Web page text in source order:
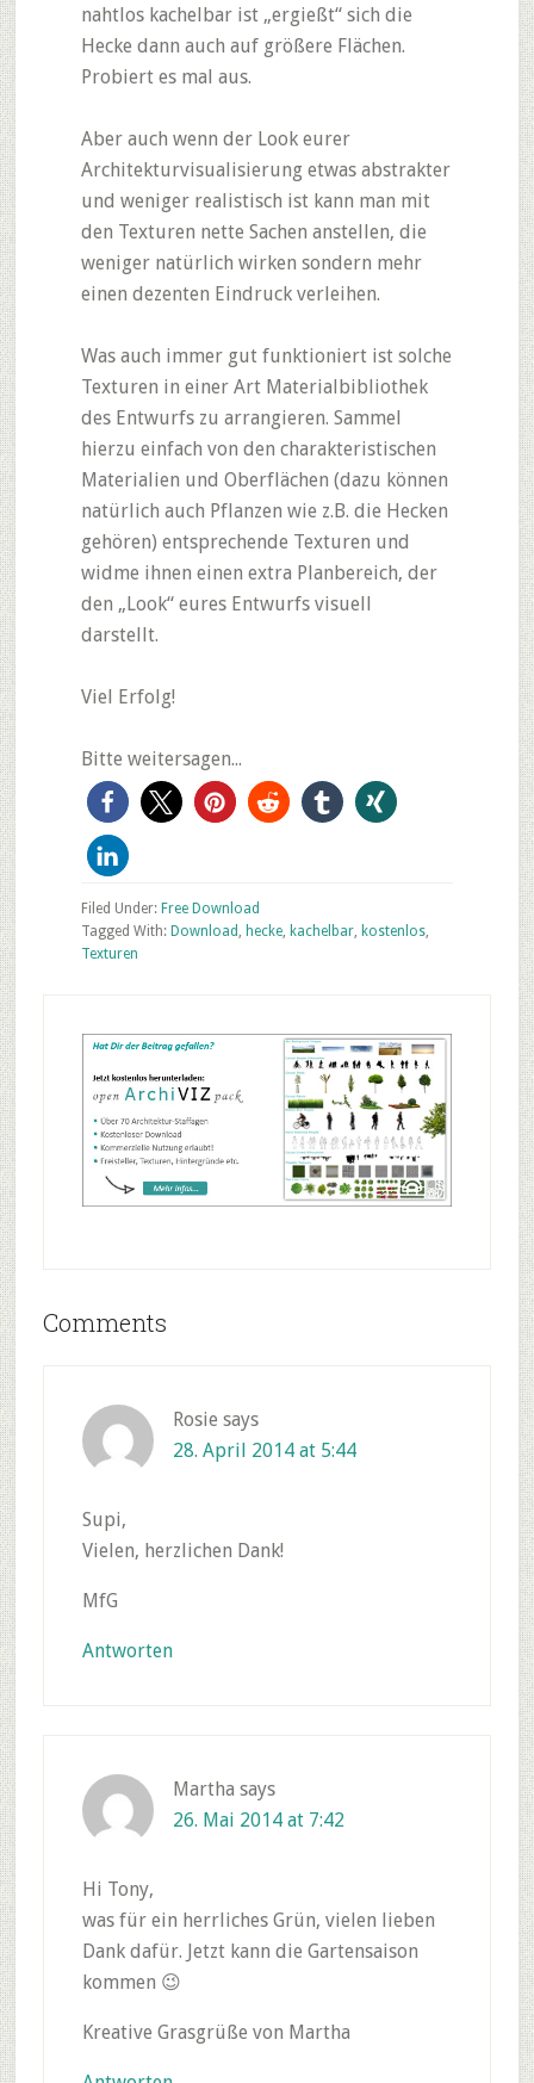
nahtlos kachelbar ist „ergießt“ sich die
Hecke dann auch auf größere Flächen.
Probiert es mal aus.
Aber auch wenn der Look eurer
Architekturvisualisierung etwas abstrakter
und weniger realistisch ist kann man mit
den Texturen nette Sachen anstellen, die
weniger natürlich wirken sondern mehr
einen dezenten Eindruck verleihen.
Was auch immer gut funktioniert ist solche
Texturen in einer Art Materialbibliothek
des Entwurfs zu arrangieren. Sammel
hierzu einfach von den charakteristischen
Materialien und Oberflächen (dazu können
natürlich auch Pflanzen wie z.B. die Hecken
gehören) entsprechende Texturen und
widme ihnen einen extra Planbereich, der
den „Look“ eures Entwurfs visuell
darstellt.
Viel Erfolg!
Bitte weitersagen...
Filed Under: Free Download
Tagged With: Download , hecke, kachelbar, kostenlos,
Texturen
Reader
Comments
Rosie says
28. April 2014 at 5:44
Supi,
Vielen, herzlichen Dank!
MfG
Antworten
Martha says
26. Mai 2014 at 7:42
Hi Tony,
was für ein herrliches Grün, vielen lieben
Dank dafür. Jetzt kann die Gartensaison
kommen 😉
Kreative Grasgrüße von Martha